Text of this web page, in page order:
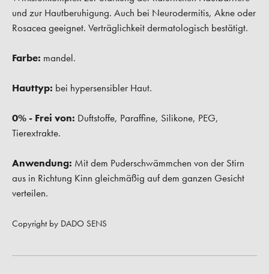
und zur Hautberuhigung. Auch bei Neurodermitis, Akne oder
Rosacea geeignet. Verträglichkeit dermatologisch bestätigt.
Farbe: mandel.
Hauttyp: bei hypersensibler Haut.
0% - Frei von: Duftstoffe, Paraffine, Silikone, PEG,
Tierextrakte.
Anwendung: Mit dem Puderschwämmchen von der Stirn
aus in Richtung Kinn gleichmäßig auf dem ganzen Gesicht
verteilen.
Copyright by DADO SENS